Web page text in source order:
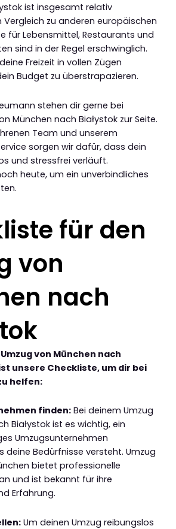
ist insgesamt relativ
zu anderen europäischen
für Lebensmittel, Restaurants und
sind in der Regel erschwinglich.
Freizeit in vollen Zügen
Budget zu überstrapazieren.
stehen dir gerne bei
München nach Białystok zur Seite.
Team und unserem
sorgen wir dafür, dass dein
und stressfrei verläuft.
heute, um ein unverbindliches
für den
von
nach
von München nach
unsere Checkliste, um dir bei
helfen:
finden:Bei deinem Umzug
Białystok ist es wichtig, ein
Umzugsunternehmen
deine Bedürfnisse versteht. Umzug
bietet professionelle
und ist bekannt für ihre
Erfahrung.
Um deinen Umzug reibungslos